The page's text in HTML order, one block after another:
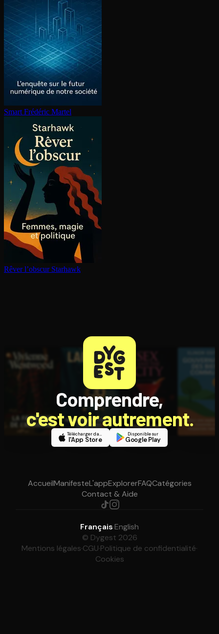
Smart Frédéric Martel
Rêver l’obscur Starhawk
Comprendre,
c'est voir autrement.
Télécharger dans
l'App Store
Disponible sur
Google Play
AccueilManifesteL'appExplorerFAQCatégories
Contact & Aide
Français·English
© Dygest 2026
Mentions légales·CGU·Politique de confidentialité·
Cookies